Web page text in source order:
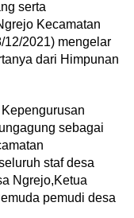
serta
Kecamatan
12/2021) mengelar
dari Himpunan
sebagai
staf desa
Ngrejo,Ketua
pemudi desa